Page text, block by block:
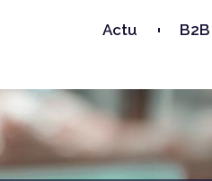
Actu B2B